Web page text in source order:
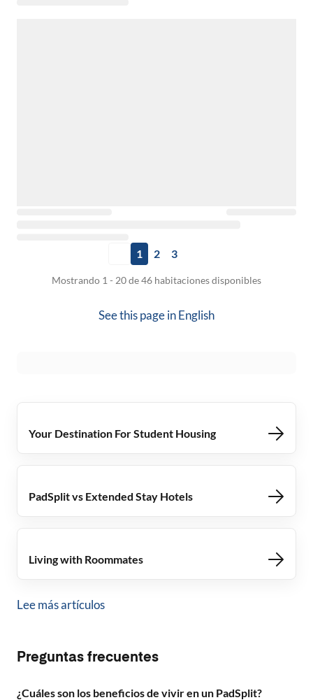
1 2 3
Mostrando 1 - 20 de 46 habitaciones disponibles
See this page inEnglish
Your Destination For Student Housing
PadSplit vs Extended Stay Hotels
Living with Roommates
Lee más artículos
Preguntas frecuentes
¿Cuáles son los beneficios de vivir en un PadSplit?